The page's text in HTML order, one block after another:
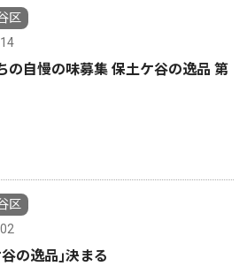
区
の自慢の味募集 保土ケ谷の逸品 第
区
の逸品｣決まる